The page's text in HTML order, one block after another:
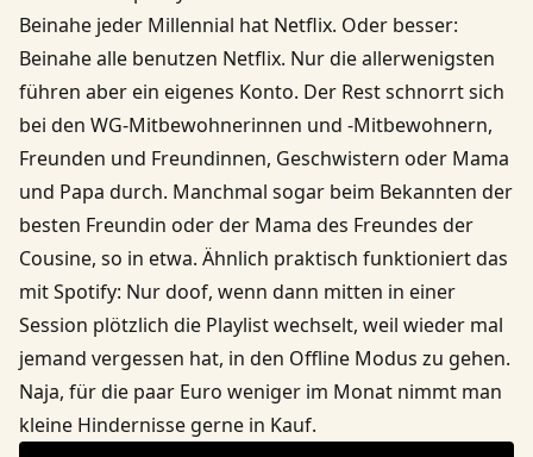
Beinahe jeder Millennial hat Netflix. Oder besser:
Beinahe alle benutzen Netflix. Nur die allerwenigsten
führen aber ein eigenes Konto. Der Rest schnorrt sich
bei den WG-Mitbewohnerinnen und -Mitbewohnern,
Freunden und Freundinnen, Geschwistern oder Mama
und Papa durch. Manchmal sogar beim Bekannten der
besten Freundin oder der Mama des Freundes der
Cousine, so in etwa. Ähnlich praktisch funktioniert das
mit Spotify: Nur doof, wenn dann mitten in einer
Session plötzlich die Playlist wechselt, weil wieder mal
jemand vergessen hat, in den Offline Modus zu gehen.
Naja, für die paar Euro weniger im Monat nimmt man
kleine Hindernisse gerne in Kauf.